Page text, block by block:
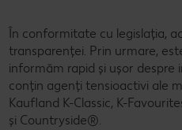
Reduceri de categorie
Sortiment tematic
Atât de ieftin
Prospețime în fiecare zi
Caută o rețetă
Rețete cu pește
Rețete de post
Noutăți
Ieftin si bun
RE:FRESH
Blog
Stare de bine
În conformitate cu legislația,
transparenței. Prin urmare,
informăm rapid și ușor despre
conțin agenți tensioactivi ale
Kaufland K-Classic, K-
și Countryside®.